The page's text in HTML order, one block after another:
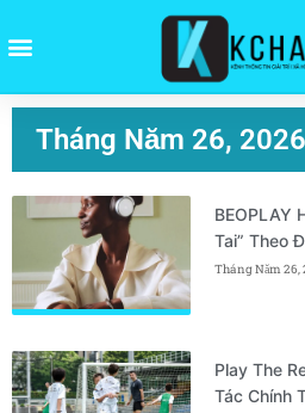
Tháng Năm 26, 2026
BEOPLAY
Tai” Theo
Tháng Năm 26,
Play The
Tác Chính